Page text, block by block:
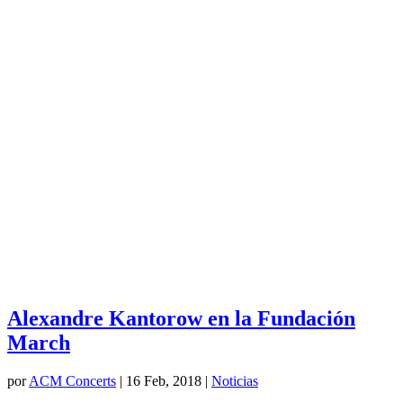
Alexandre Kantorow en la Fundación
March
porACM Concerts | 16 Feb, 2018 | Noticias